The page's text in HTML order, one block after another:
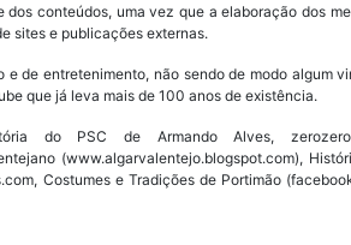
conteúdos, uma vez que a elaboração dos
sites e publicações externas.
de entretenimento, não sendo de modo algum
que já leva mais de 100 anos de existência.
do PSC de Armando Alves,
(www.algarvalentejo.blogspot.com),
Costumes e Tradições de Portimão